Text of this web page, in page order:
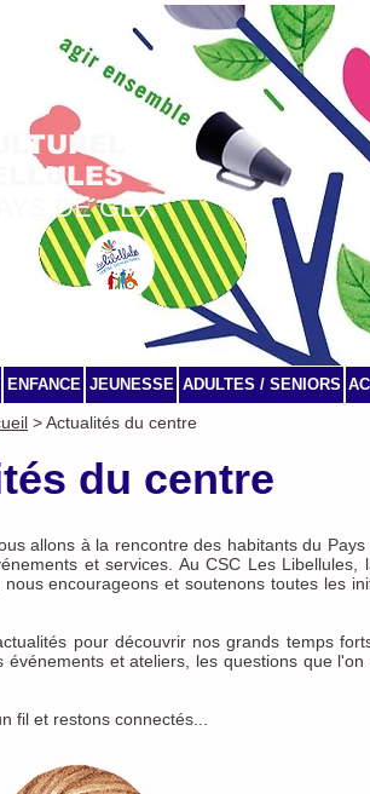
DE GEX
ENFANCE JEUNESSE ADULTES / SENIORS
> Actualités du centre
du centre
allons à la rencontre des habitants du
et services. Au CSC Les Libellules,
encourageons et soutenons toutes les
pour découvrir nos grands temps
événements et ateliers, les questions que l'on
fil et restons connectés...